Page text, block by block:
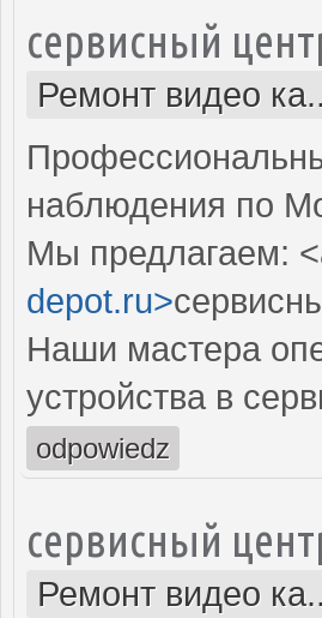
сервисный
Ремонт видео
наблюдения по
Мы предлагаем:
depot.ru>
Наши мастера
устройства в
odpowiedz
сервисный
Ремонт видео